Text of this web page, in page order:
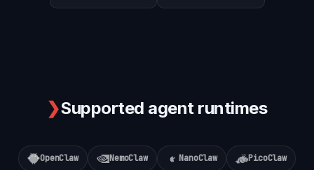
❯Supported agent runtimes
OpenClaw NemoClaw NanoClaw PicoClaw